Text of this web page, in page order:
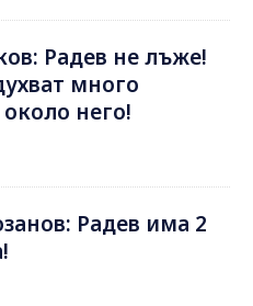
Радев не лъже!
много
него!
Радев има 2